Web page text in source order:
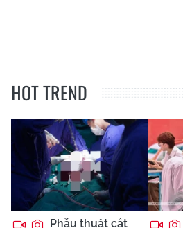
HOT TREND
Phẫu thuật cắt